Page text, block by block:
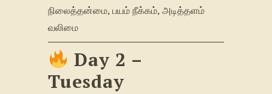
நிலைத்தன்மை, பயம் நீக்கம், அடித்தளம்
வலிமை
Day 2 –
Tuesday